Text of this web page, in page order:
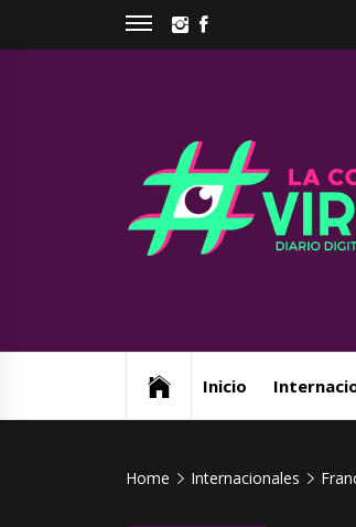
INSTAGRAM
Inicio
Home Internacionales